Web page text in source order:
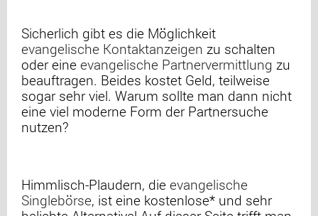
Sicherlich gibt es die Möglichkeit
evangelische Kontaktanzeigen zu schalten
oder eine evangelische Partnervermittlung zu
beauftragen. Beides kostet Geld, teilweise
sogar sehr viel. Warum sollte man dann nicht
eine viel moderne Form der Partnersuche
nutzen?
Himmlisch-Plaudern, die evangelische
Singlebörse, ist eine kostenlose* und sehr